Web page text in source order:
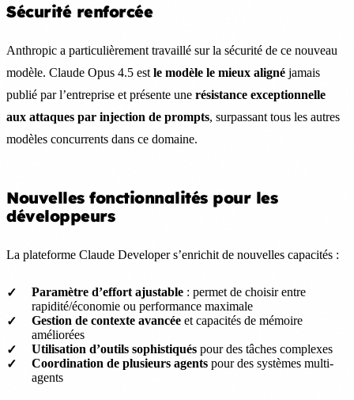
Sécurité renforcée
Anthropic a particulièrement travaillé sur la sécurité de ce nouveau
modèle. Claude Opus 4.5 est le modèle le mieux aligné jamais
publié par l’entreprise et présente une résistance exceptionnelle
aux attaques par injection de prompts, surpassant tous les autres
modèles concurrents dans ce domaine.
Nouvelles fonctionnalités pour les
développeurs
La plateforme Claude Developer s’enrichit de nouvelles capacités :
Paramètre d’effort ajustable : permet de choisir entre
rapidité/économie ou performance maximale
Gestion de contexte avancée et capacités de mémoire
améliorées
Utilisation d’outils sophistiqués pour des tâches complexes
Coordination de plusieurs agents pour des systèmes multi-
agents